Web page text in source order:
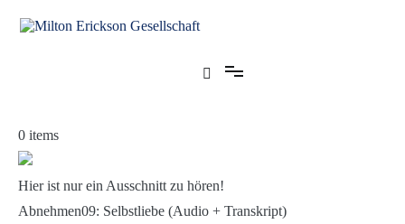
Inhalt
0 items
Hier ist nur ein Ausschnitt zu hören!
Abnehmen09: Selbstliebe (Audio + Transkript)